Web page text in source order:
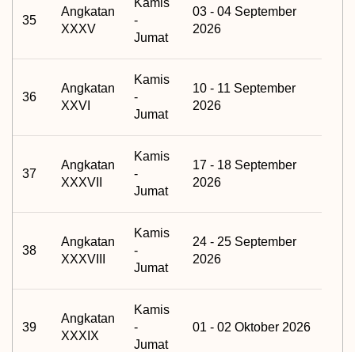
35
Angkatan
XXXV
-
Jumat
03 - 04 September
2026
36
Angkatan
XXVI
Kamis
-
Jumat
10 - 11 September
2026
37
Angkatan
XXXVII
Kamis
-
Jumat
17 - 18 September
2026
38
Angkatan
XXXVIII
Kamis
-
Jumat
24 - 25 September
2026
39
Angkatan
XXXIX
Kamis
-
Jumat
01 - 02 Oktober 2026